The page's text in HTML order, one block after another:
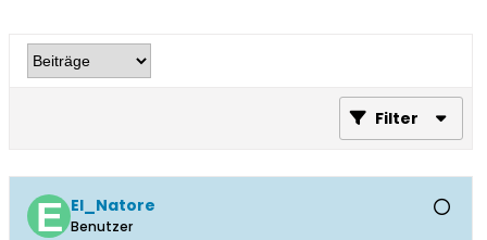
Filter
El_Natore
Benutzer